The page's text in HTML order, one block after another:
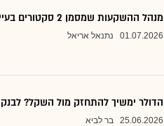
מנהל ההשקעות שמסמן 2 סקטורים בעייתיים ואחד ש"חייבים להיות בו"
01.07.2026 נתנאל אריאל
הדולר ימשיך להתחזק מול השקל?
25.06.2026 בר לביא